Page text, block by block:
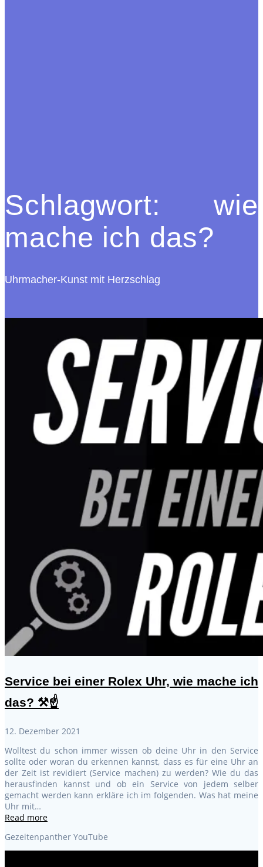
Schlagwort:wie
mache ich das?
Uhrmacher-Kunst mit Herzschlag
Service bei einer Rolex Uhr, wie mache ich
das? ⚒️☝️
12. Dezember 2021
Wolltest du schon immer wissen ob deine Uhr in den Service
sollte oder woran du erkennen kannst, dass es für eine Uhr an
der Zeit ist revidiert (Service machen) zu werden? Wie du das
herausfinden kannst und ob ein Service von jedem selber
gemacht werden kann erkläre ich im folgenden. Was hat meine
Uhr mit…
Read more
Gezeitenpanther YouTube